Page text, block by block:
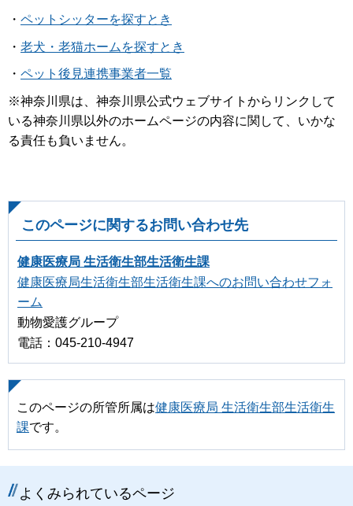
・ ペットシッターを探すとき
・ 老犬・老猫ホームを探すとき
・ ペット後見連携事業者一覧
※神奈川県は、神奈川県公式ウェブサイトからリンクして
いる神奈川県以外のホームページの内容に関して、いかな
る責任も負いません。
このページに関するお問い合わせ先
健康医療局 生活衛生部生活衛生課
健康医療局生活衛生部生活衛生課へのお問い合わせフォ
ーム
動物愛護グループ
電話：045-210-4947
このページの所管所属は健康医療局 生活衛生部生活衛生
課です。
よくみられているページ